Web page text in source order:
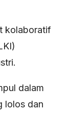
kolaboratif
dalam
lolos dan